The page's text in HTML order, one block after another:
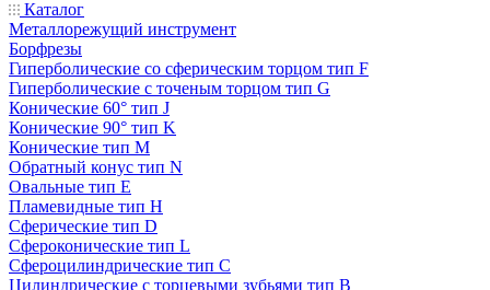
Каталог
Металлорежущий инструмент
Борфрезы
Гиперболические cо сферическим торцом тип F
Гиперболические с точеным торцом тип G
Конические 60° тип J
Конические 90° тип K
Конические тип M
Обратный конус тип N
Овальные тип E
Пламевидные тип H
Сферические тип D
Сфероконические тип L
Сфероцилиндрические тип C
Цилиндрические с торцевыми зубьями тип B